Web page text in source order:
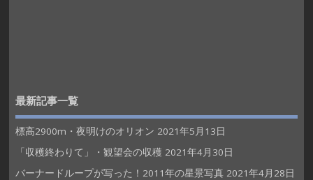
最新記事一覧
標高2900m・夜明けのオリオン 2021年5月13日
「収穫終わりて」・観望会の収穫 2021年4月30日
バーナードループが写った！2011年の星景写真 2021年4月28日